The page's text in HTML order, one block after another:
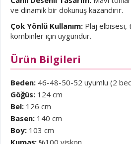
ve dinamik bir dokunuş kazandırır.
Çok Yönlü Kullanım: Plaj elbisesi,
kombinler için uygundur.
Ürün Bilgileri
Beden: 46-48-50-52 uyumlu (2
Göğüs: 124 cm
Bel: 126 cm
Basen: 140 cm
Boy: 103 cm
Kumaş: %100 viskon